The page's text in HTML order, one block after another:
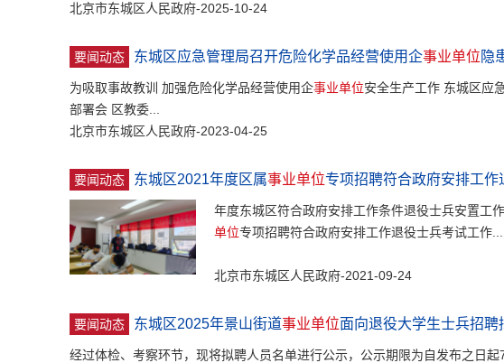
北京市东城区人民政府-2025-10-24
要闻动态 东城区应急管理局召开危险化学品经营使用企事业单位 隐
为吸取事故教训 加强危险化学品经营使用企事业单位安全生产工作 东城区应
部署会 区教委...
北京市东城区人民政府-2023-04-25
要闻动态 东城区2021年度区属事业单位专项招聘符合政府安排工
年度东城区符合政府安排工作条件退役士兵安置工
单位专项招聘符合政府安排工作退役士兵考试工作...
北京市东城区人民政府-2021-09-24
要闻动态 东城区2025年景山街道事业单位面向退役大学生士兵招聘
经过体检、考察环节，现将拟聘人员名单进行公示，公示期限为自发布之日